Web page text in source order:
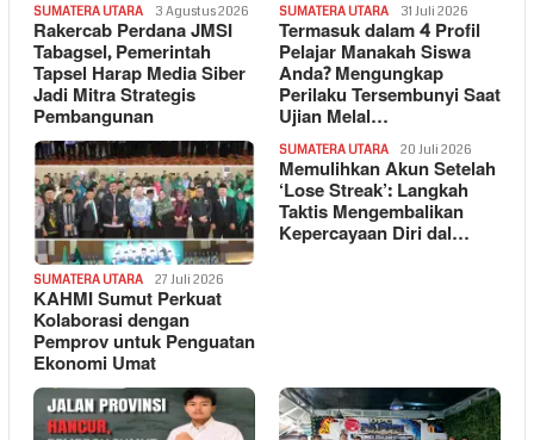
SUMATERA UTARA 3 Agustus 2026
Rakercab Perdana JMSI
Tabagsel, Pemerintah
Tapsel Harap Media Siber
Jadi Mitra Strategis
Pembangunan
SUMATERA UTARA 31 Juli 2026
Termasuk dalam 4 Profil
Pelajar Manakah Siswa
Anda? Mengungkap
Perilaku Tersembunyi Saat
Ujian Melal…
SUMATERA UTARA 27 Juli 2026
KAHMI Sumut Perkuat
Kolaborasi dengan
Pemprov untuk Penguatan
Ekonomi Umat
SUMATERA UTARA 20 Juli 2026
Memulihkan Akun Setelah
‘Lose Streak’: Langkah
Taktis Mengembalikan
Kepercayaan Diri dal…